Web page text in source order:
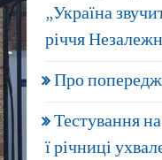
„Україна
річчя
Про
Тестування
ї річниці